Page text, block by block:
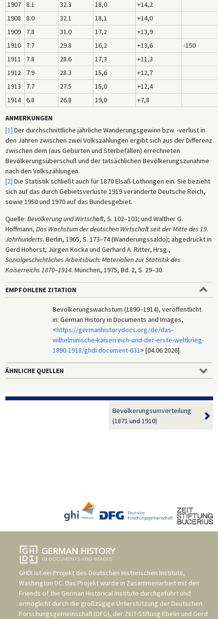
1907 8.1 32.3 18,0
+14,2
1908
8.0 32.1 18,1
+14,0
1909
7.8 31.0 17,2
+13,9
1910
7.7 29.8 16,2 +13,6
-150
1911
7.8 28.6 17,3
+11,3
1912
7.9 28.3 15,6
+12,7
1913
7.7 27.5 15,0
+12,4
1914
6.8 26.8 19,0 +7,8
ANMERKUNGEN
[1] Der durchschnittliche jährliche Wanderungsgewinn bzw. -verlust in
den Jahren zwischen zwei Volkszählungen ergibt sich aus der Differenz
zwischen dem (aus Geburten und Sterbefällen) errechneten
Bevölkerungsüberschuß und der tatsächlichen Bevölkerungszunahme
nach den Volkszählungen.
[2] Die Statistik schließt auch für 1870 Elsaß-Lothringen ein. Sie bezieht
sich auf das durch Gebietsverluste 1919 veränderte Deutsche Reich,
sowie 1950 und 1970 auf das Bundesgebiet.
Quelle: Bevölkerung und Wirtschaft, S. 102–103; und Walther G.
Hoffmann, Das Wachstum der deutschen Wirtschaft seit der Mitte des 19.
Jahrhunderts. Berlin, 1965, S. 173–74 (Wanderungssaldo); abgedruckt in
Gerd Hohorst, Jürgen Kocka und Gerhard A. Ritter, Hrsg.,
Sozialgeschichtliches Arbeitsbuch: Materialien zur Statistik des
Kaiserreichs 1870–1914. München, 1975, Bd. 2, S. 29–30.
EMPFOHLENE ZITATION
Bevölkerungswachstum (1890–1914), veröffentlicht
in: German History in Documents and Images,
<https://germanhistorydocs.org/de/das-
wilhelminische-kaiserreich-und-der-erste-weltkrieg-
1890-1918/ghdi:document-631> [04.06.2026].
ÄHNLICHE QUELLEN
Bevölkerungsumverteilung
(1871 und 1910)
GHDI ist ein Projekt des Deutschen Historischen Instituts,
Washington DC. Das Projekt wurde in Zusammenarbeit mit den
Friends of the German Historical Institute durchgeführt und
ermöglicht durch die großzügige Unterstützung der Deutschen
Forschungsgemeinschaft (DFG), der ZEIT-Stiftung Ebelin und Gerd